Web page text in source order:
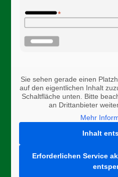
Sie sehen gerade einen
auf den eigentlichen Inhalt
Schaltfläche unten. Bitte
an Drittanbieter
Mehr
Inhalt
Erforderlichen Service